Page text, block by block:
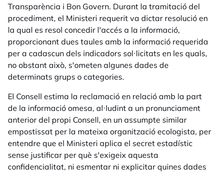
Transparència i Bon Govern. Durant la tramitació del
procediment, el Ministeri requerit va dictar resolució en
la qual es resol concedir l'accés a la informació,
proporcionant dues taules amb la informació requerida
per a cadascun dels indicadors sol·licitats en les quals,
no obstant això, s'ometen algunes dades de
determinats grups o categories.
El Consell estima la reclamació en relació amb la part
de la informació omesa, al·ludint a un pronunciament
anterior del propi Consell, en un assumpte similar
empostissat per la mateixa organització ecologista, per
entendre que el Ministeri aplica el secret estadístic
sense justificar per què s'exigeix aquesta
confidencialitat, ni esmentar ni explicitar quines dades